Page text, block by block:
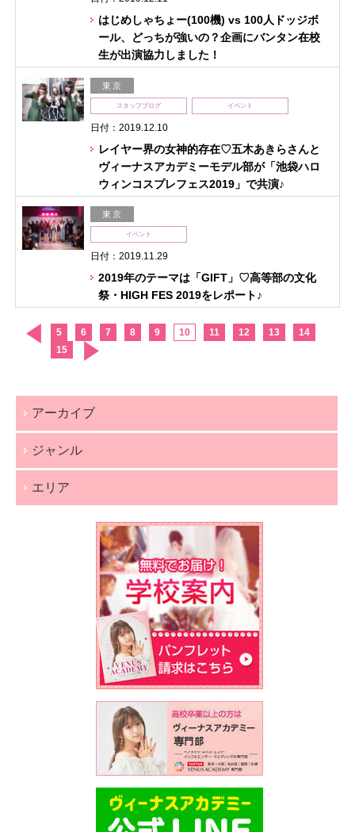
はじめしゃちょー(100機) vs 100人ドッジボ
ール、どっちが強いの？企画にバンタン在校
生が出演協力しました！
東京
スタッフブログ イベント
日付：2019.12.10
レイヤー界の女神的存在♡五木あきらさんと
ヴィーナスアカデミーモデル部が「池袋ハロ
ウィンコスプレフェス2019」で共演♪
東京
イベント
日付：2019.11.29
2019年のテーマは「GIFT」♡高等部の文化
祭・HIGH FES 2019をレポート♪
5 6 7 8 9 10 11 12 13
14
15
アーカイブ
ジャンル
エリア